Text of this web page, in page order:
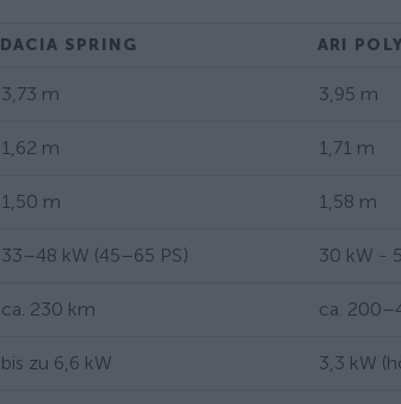
DACIA SPRING ARI POLY
3,73 m 3,95 m
1,62 m 1,71 m
1,50 m 1,58 m
33–48 kW (45–65 PS) 30 kW -
ca. 230 km ca.
bis zu 6,6 kW 3,3 kW